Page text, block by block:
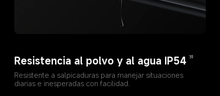
Resistencia al polvo y al agua IP54 19
Resistente a salpicaduras para manejar situaciones
diarias e inesperadas con facilidad.